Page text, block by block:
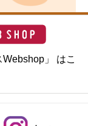
」 はこ